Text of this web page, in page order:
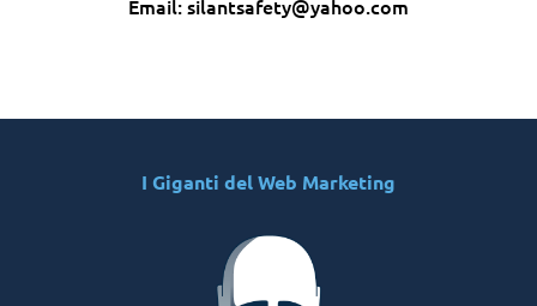
Email: silantsafety@yahoo.com
I Giganti del Web Marketing